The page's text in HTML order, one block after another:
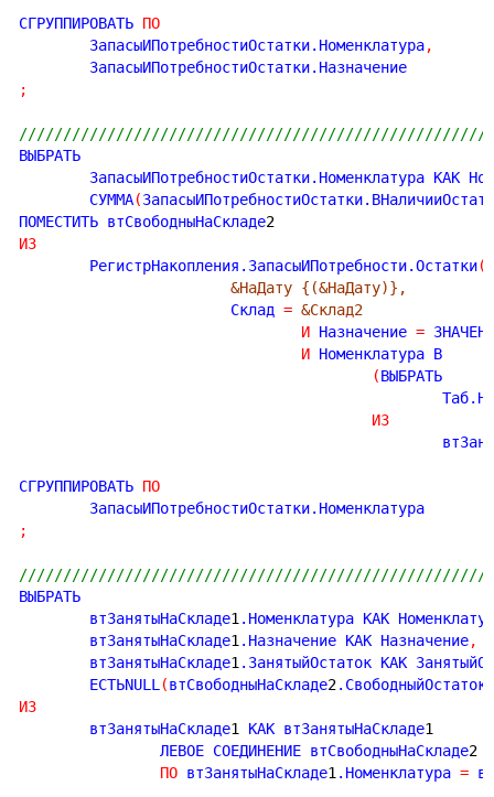
СГРУППИРОВАТЬ ПО
	ЗапасыИПотребностиОстатки.Номенклатура
,
;
ВЫБРАТЬ
ЗапасыИПотребностиОстатки.Номенклатура КАК
	СУММА
(
ПОМЕСТИТЬ втСвободныНаСкладе2
ИЗ
	РегистрНакопления.ЗапасыИПотребности.Остатки
(
&НаДату {(&НаДату)},
			Склад
= &Склад2
И Назначение =
И Номенклатура В
(ВЫБРАТЬ
						Таб.Номенклатура
ИЗ
СГРУППИРОВАТЬ ПО
;
ВЫБРАТЬ
	втЗанятыНаСкладе
1 .Номенклатура КАК
	втЗанятыНаСкладе
1 .Назначение КАК Назначение,
	втЗанятыНаСкладе
1 .ЗанятыйОстаток КАК
	ЕСТЬNULL
(втСвободныНаСкладе2.СвободныйОстаток
ИЗ
	втЗанятыНаСкладе
1 КАК втЗанятыНаСкладе1
		ЛЕВОЕ СОЕДИНЕНИЕ втСвободныНаСкладе
2
ПО втЗанятыНаСкладе1 .Номенклатура =